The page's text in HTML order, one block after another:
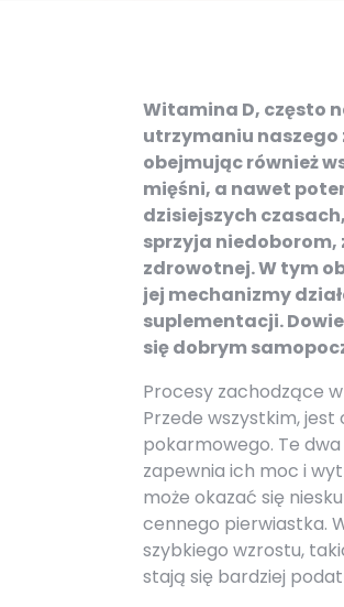
Witamina D, często
utrzymaniu naszego
obejmując również
mięśni, a nawet
dzisiejszych
sprzyja niedoborom,
zdrowotnej. W tym
jej mechanizmy
suplementacji.
się dobrym
Procesy zachodzące
Przede wszystkim,
pokarmowego. Te
zapewnia ich moc i
może okazać się
cennego pierwiastka.
szybkiego wzrostu,
stają się bardziej